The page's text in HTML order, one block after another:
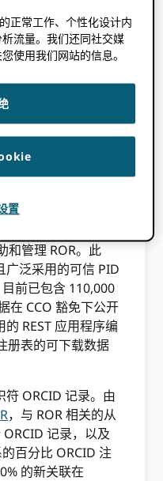
（例如 DOI）
RAiD），
例如拨款 DOI）和
是什么，以及
ROR（研究组织注
PID。
开放的 PID 服务由
和管理 ROR。此
广泛采用的可信 PID
前已包含 110,000
在 CCO 豁免下公开
REST 应用程序编
册表的可下载数据
符 ORCID 记录。由
，与 ROR 相关的从
记录，以及
百分比 ORCID 注
的新关联在
正常工作、个性化设计内
流量。我们还同社交媒
使用我们网站的信息。
置